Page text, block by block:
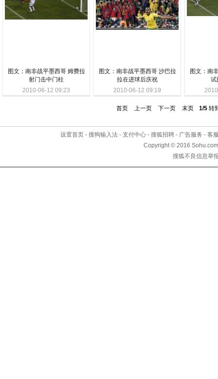
图文：南非战平墨西哥 姆费拉
射门击中门柱
2010-06-12 09:23
图文：南非战平墨西哥 沙巴拉
拉在进球后庆祝
2010-06-12 09:19
图文：南
试
首页 上一页 下一页 末页 1/5 转
设置首页 - 搜狗输入法 - 支付中心 - 搜狐招聘 - 广告服务 - 客
Copyright©2016
搜狐不良信息举